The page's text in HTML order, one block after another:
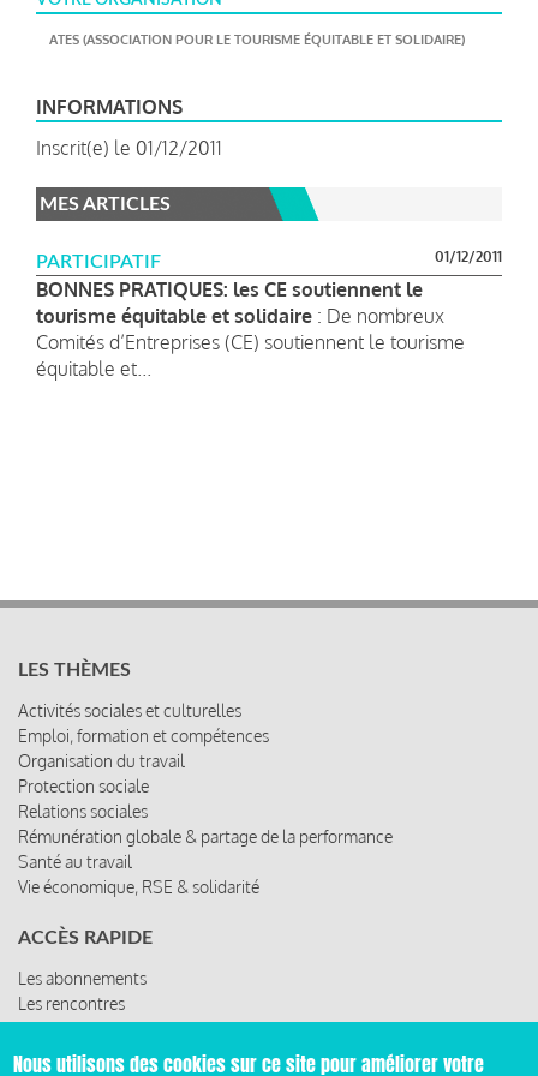
ATES (ASSOCIATION POUR LE TOURISME ÉQUITABLE ET SOLIDAIRE)
INFORMATIONS
Inscrit(e) le 01/12/2011
MES ARTICLES
PARTICIPATIF 01/12/2011
BONNES PRATIQUES: les CE soutiennent le
tourisme équitable et solidaire : De nombreux
Comités d’Entreprises (CE) soutiennent le tourisme
équitable et...
LES THÈMES
Activités sociales et culturelles
Emploi, formation et compétences
Organisation du travail
Protection sociale
Relations sociales
Rémunération globale & partage de la performance
Santé au travail
Vie économique, RSE & solidarité
ACCÈS RAPIDE
Les abonnements
Les rencontres
Les ressources
Nous utilisons des cookies sur ce site pour améliorer votre